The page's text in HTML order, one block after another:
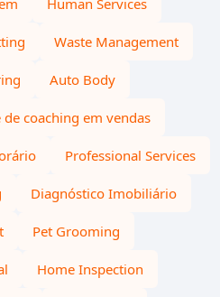
Human Services
Waste Management
Auto Body
de coaching em vendas
Professional Services
Diagnóstico Imobiliário
Pet Grooming
Home Inspection